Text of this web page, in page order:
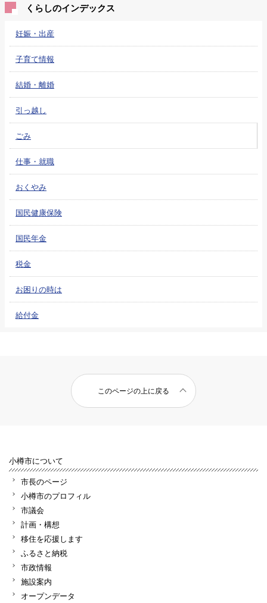
くらしのインデックス
妊娠・出産
子育て情報
結婚・離婚
引っ越し
ごみ
仕事・就職
おくやみ
国民健康保険
国民年金
税金
お困りの時は
給付金
このページの上に戻る
小樽市について
市長のページ
小樽市のプロフィル
市議会
計画・構想
移住を応援します
ふるさと納税
市政情報
施設案内
オープンデータ